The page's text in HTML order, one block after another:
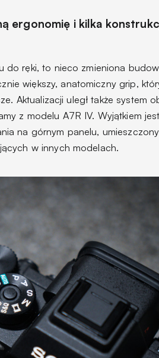
ergonomię i kilka
do ręki, to nieco zmieniona
większy, anatomiczny grip,
Aktualizacji uległ także system
z modelu A7R IV. Wyjątkiem
na górnym panelu,
w innych modelach.